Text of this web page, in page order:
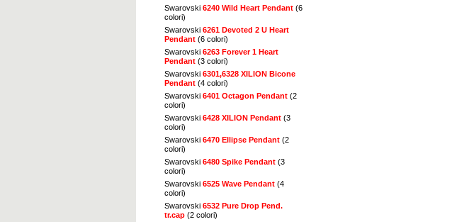
Swarovski 6240 Wild Heart Pendant (6
colori)
Swarovski 6261 Devoted 2 U Heart
Pendant (6 colori)
Swarovski 6263 Forever 1 Heart
Pendant (3 colori)
Swarovski 6301,6328 XILION Bicone
Pendant (4 colori)
Swarovski 6401 Octagon Pendant (2
colori)
Swarovski 6428 XILION Pendant (3
colori)
Swarovski 6470 Ellipse Pendant (2
colori)
Swarovski 6480 Spike Pendant (3
colori)
Swarovski 6525 Wave Pendant (4
colori)
Swarovski 6532 Pure Drop Pend.
tr.cap (2 colori)